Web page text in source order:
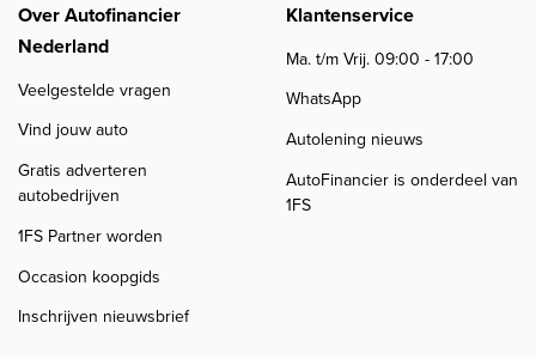
Over Autofinancier
Nederland
Veelgestelde vragen
Vind jouw auto
Gratis adverteren
autobedrijven
1FS Partner worden
Occasion koopgids
Inschrijven nieuwsbrief
Klantenservice
Ma. t/m Vrij. 09:00 - 17:00
WhatsApp
Autolening nieuws
AutoFinancier is onderdeel van
1FS